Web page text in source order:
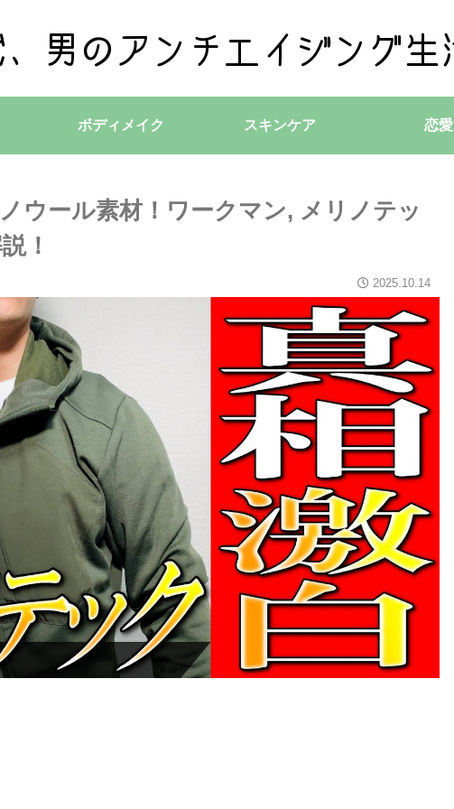
ボディメイク スキンケア 恋愛
ウール素材！ワークマン, メリノテッ
！
2025.10.14